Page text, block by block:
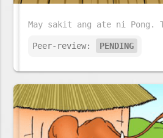
Peer-review: PENDING